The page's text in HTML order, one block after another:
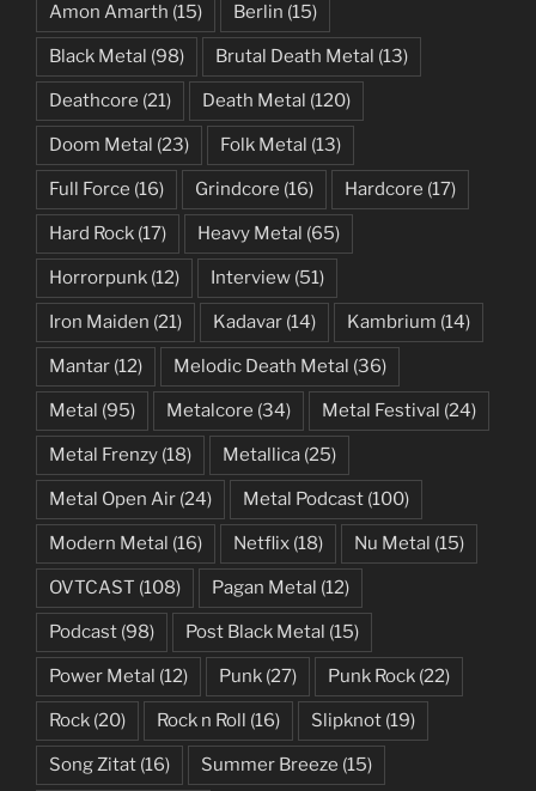
Amon Amarth (15) Berlin (15)
Black Metal (98) Brutal Death Metal (13)
Deathcore (21) Death Metal (120)
Doom Metal (23) Folk Metal (13)
Full Force (16) Grindcore (16) Hardcore (17)
Hard Rock (17) Heavy Metal (65)
Horrorpunk (12) Interview (51)
Iron Maiden (21) Kadavar (14) Kambrium (14)
Mantar (12) Melodic Death Metal (36)
Metal (95) Metalcore (34) Metal Festival (24)
Metal Frenzy (18) Metallica (25)
Metal Open Air (24) Metal Podcast (100)
Modern Metal (16) Netflix (18) Nu Metal (15)
OVTCAST (108) Pagan Metal (12)
Podcast (98) Post Black Metal (15)
Power Metal (12) Punk (27) Punk Rock (22)
Rock (20) Rock n Roll (16) Slipknot (19)
Song Zitat (16) Summer Breeze (15)